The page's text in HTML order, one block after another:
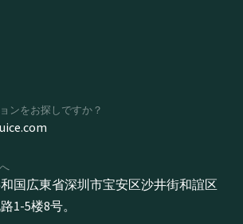
ンをお探しですか？
国広東省深圳市宝安区沙井街和誼区
1-5楼8号。